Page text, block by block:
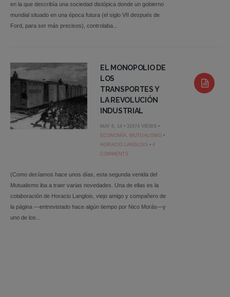
en la que describía una sociedad distópica donde un gobierno
mundial situado en una época futura (el siglo VII después de
Ford, para ser más precisos), controlaba...
EL MONOPOLIO DE
LOS
TRANSPORTES Y
LA REVOLUCIÓN
INDUSTRIAL
MAY 6, 14 • 31674 VIEWS •
ECONOMÍA, MUTUALISMO •
HORACIO LANGLOIS • 4
COMMENTS
(Como decíamos hace unos días, esta segunda venida del
Mutualismo iba a traer varias novedades. Una de ellas es la
colaboración de Horacio Langlois, viejo amigo y compañero de
la página —entrevistado hace algún tiempo por Nico Morás—y
uno de los...